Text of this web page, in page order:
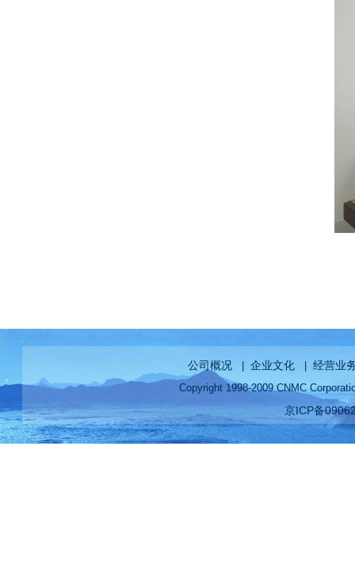
公司概况| 企业文化| 经营业
Copyright 1998-2009 CNMC
京ICP备